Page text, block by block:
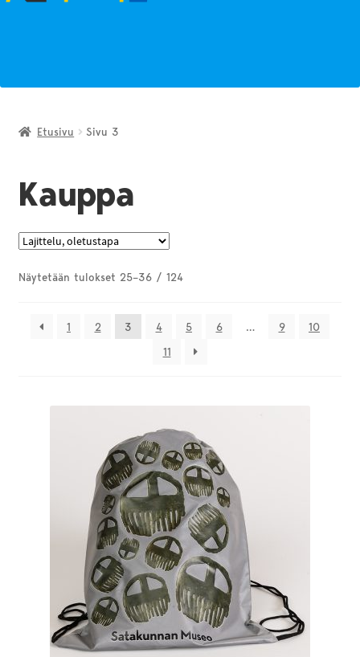
Etusivu Sivu 3
Kauppa
Näytetään tulokset 25–36 / 124
1 2 3 4 5 6 … 9
10
11